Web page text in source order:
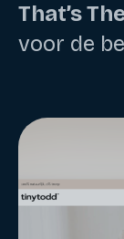
That’s
voor de